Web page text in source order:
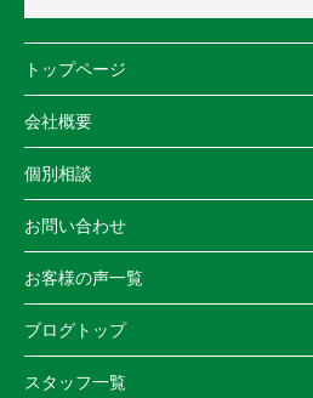
トップページ
会社概要
個別相談
お問い合わせ
お客様の声一覧
ブログトップ
スタッフ一覧